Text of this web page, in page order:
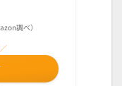
調べ）